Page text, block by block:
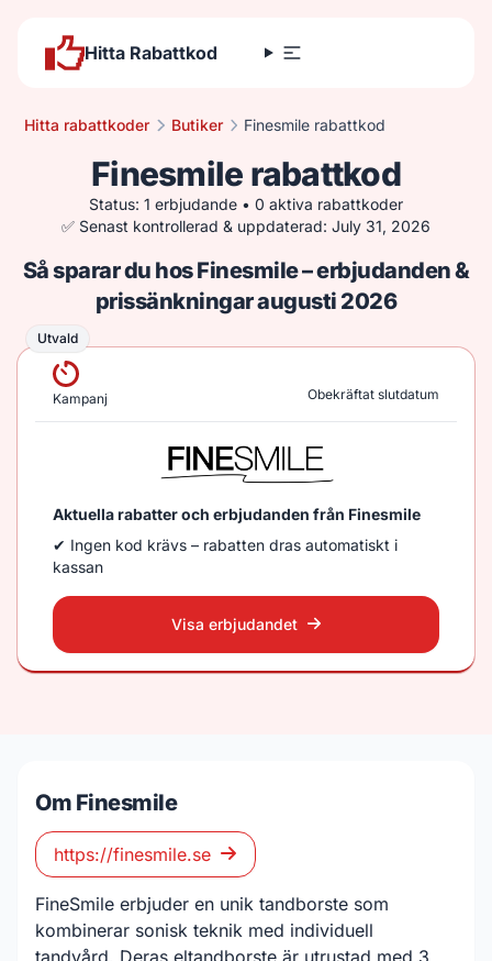
Hitta Rabattkod
Hitta rabattkoder Butiker Finesmile rabattkod
Finesmile rabattkod
Status: 1 erbjudande • 0 aktiva rabattkoder
✅ Senast kontrollerad & uppdaterad: July 31, 2026
Så sparar du hos Finesmile – erbjudanden &
prissänkningar augusti 2026
Utvald
Utvald
Kampanj Obekräftat slutdatum
Aktuella rabatter och erbjudanden från Finesmile
✔ Ingen kod krävs – rabatten dras automatiskt i
kassan
Visa erbjudandet
Om Finesmile
https://finesmile.se
FineSmile erbjuder en unik tandborste som
kombinerar sonisk teknik med individuell
tandvård. Deras eltandborste är utrustad med 3